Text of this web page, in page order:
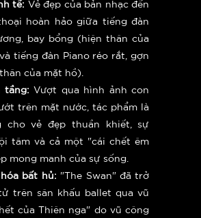
tế: Vẻ đẹp của bản nhạc đến
hoàn hảo giữa tiếng đàn
bay bổng (hiện thân của
tiếng đàn Piano réo rắt, gợn
của mặt hồ).
tầng: Vượt qua hình ảnh con
trên mặt nước, tác phẩm là
cho vẻ đẹp thuần khiết, sự
tâm và cả một "cái chết êm
mong manh của sự sống.
bất hủ: "The Swan" đã trở
trên sân khấu ballet qua vũ
của Thiên nga" do vũ công